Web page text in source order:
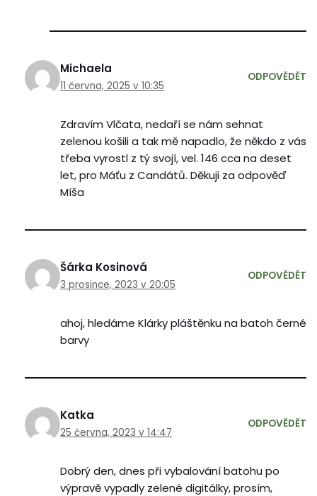
Michaela
11 června, 2025 v 10:35
ODPOVĚDĚT
Zdravím Vlčata, nedaří se nám sehnat
zelenou košili a tak mě napadlo, že někdo z vás
třeba vyrostl z tý svojí, vel. 146 cca na deset
let, pro Máťu z Candátů. Děkuji za odpověď
Míša
Šárka Kosinová
3 prosince, 2023 v 20:05
ODPOVĚDĚT
ahoj, hledáme Klárky pláštěnku na batoh černé
barvy
Katka
25 června, 2023 v 14:47
ODPOVĚDĚT
Dobrý den, dnes při vybalování batohu po
výpravě vypadly zelené digitálky, prosím,